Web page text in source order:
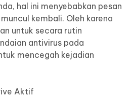
hal ini menyebabkan pesan
kembali. Oleh karena
untuk secara rutin
antivirus pada
mencegah kejadian
Aktif